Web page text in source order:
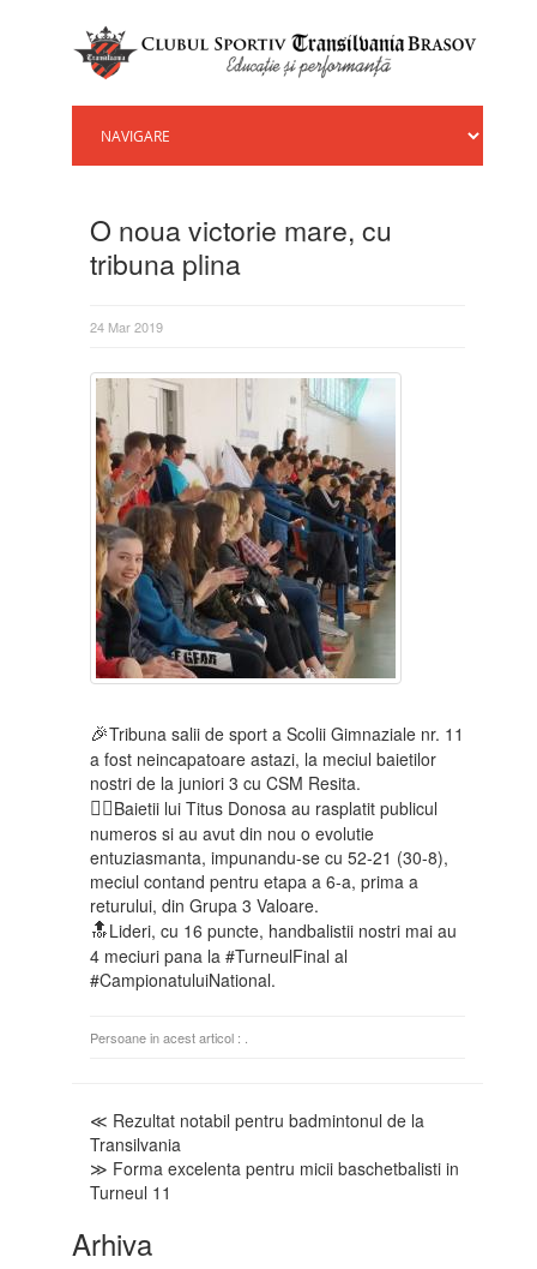
O noua victorie mare, cu
tribuna plina
24 Mar 2019
🎉Tribuna salii de sport a Scolii Gimnaziale nr. 11
a fost neincapatoare astazi, la meciul baietilor
nostri de la juniori 3 cu CSM Resita.
🤾‍♂️Baietii luiTitus Donosa au rasplatit publicul
numeros si au avut din nou o evolutie
entuziasmanta, impunandu-se cu 52-21 (30-8),
meciul contand pentru etapa a 6-a, prima a
returului, din Grupa 3 Valoare.
🔝Lideri, cu 16 puncte, handbalistii nostri mai au
4 meciuri pana la#TurneulFinal al
#CampionatuluiNational.
Persoane in acest articol :
≪ Rezultat notabil pentru badmintonul de la
Transilvania
≫ Forma excelenta pentru micii baschetbalisti in
Turneul 11
Arhiva